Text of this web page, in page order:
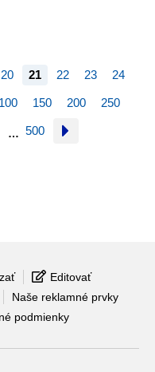
20 21 22 23 24
100 150 200 250
… 500
Editovať
Naše reklamné prvky
podmienky